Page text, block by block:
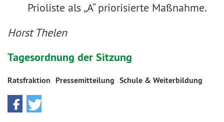
Prioliste als „A“ priorisierte Maßnahme.
Horst Thelen
Tagesordnung der Sitzung
Ratsfraktion Pressemitteilung Schule & Weiterbildung